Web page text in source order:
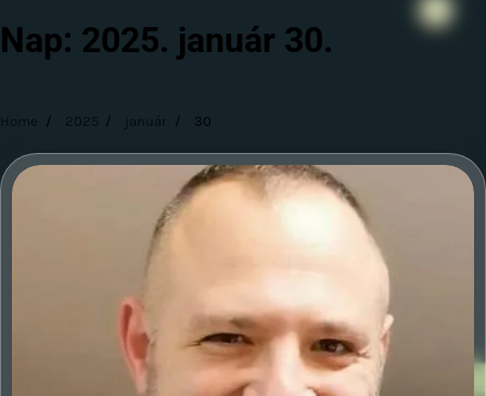
Nap: 2025. január 30.
Home 2025 január 30